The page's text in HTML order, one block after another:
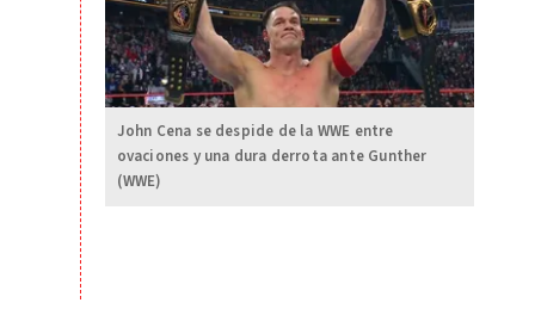
John Cena se despide de la WWE entre
ovaciones y una dura derrota ante Gunther
(WWE)